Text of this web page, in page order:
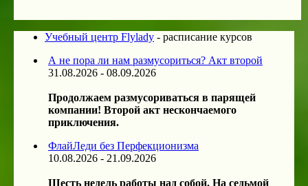
Учебный центр Flylady - расписание курсов
А не пора ли нам размусориться? Акт второй
31.08.2026 - 08.09.2026
Продолжаем размусориваться в парящей
компании! Второй акт нескончаемого
приключения.
ФлайЛеди без Перфекционизма
10.08.2026 - 21.09.2026
Шесть недель работы над собой. На седьмой